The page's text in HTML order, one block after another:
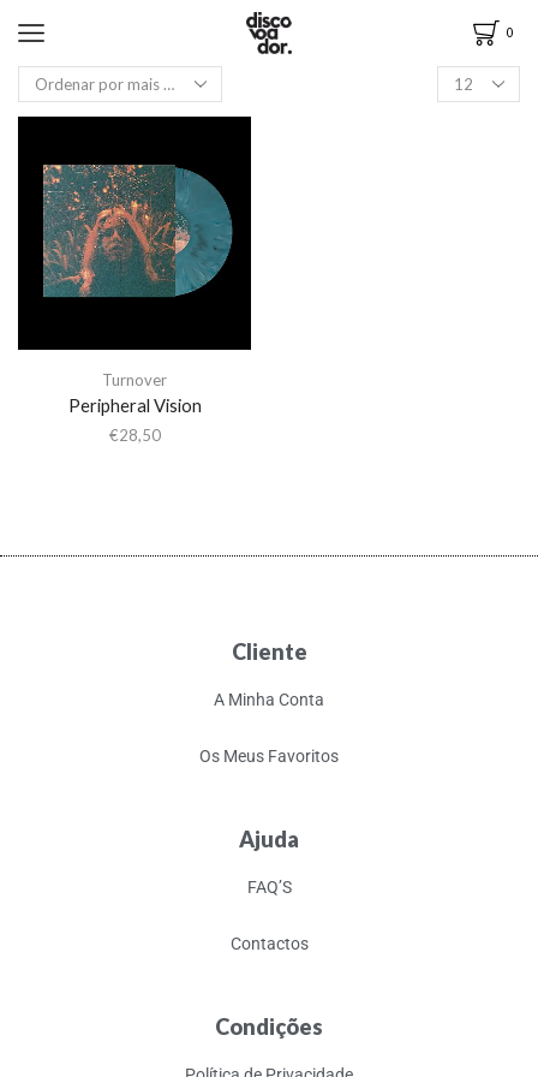
0
Turnover
Peripheral Vision
€28,50
Cliente
A Minha Conta
Os Meus Favoritos
Ajuda
FAQ’S
Contactos
Condições